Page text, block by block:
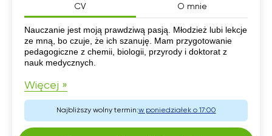
CV O mnie
CV
Nauczanie jest moją prawdziwą pasją. Młodzież lubi lekcje
ze mną, bo czuje, że ich szanuję. Mam przygotowanie
pedagogiczne z chemii, biologii, przyrody i doktorat z
nauk medycznych.
Więcej »
Najbliższy wolny termin:w poniedziałek o 17:00